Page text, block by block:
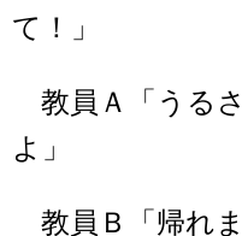
て！」
教員Ａ「うる
よ」
教員Ｂ「帰れ